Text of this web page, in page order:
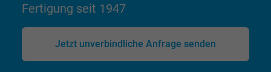
Zweck
Cookie von Facebook für Website-Analyse,
Name m_pixel_ration, Facebook Pixel
Fertigung seit 1947
Jetzt unverbindliche Anfrage senden